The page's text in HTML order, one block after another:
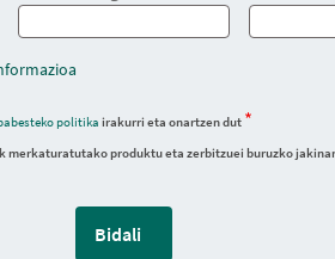
politika irakurri eta onartzen dut
merkaturatutako produktu eta zerbitzuei buruzko
Bidali